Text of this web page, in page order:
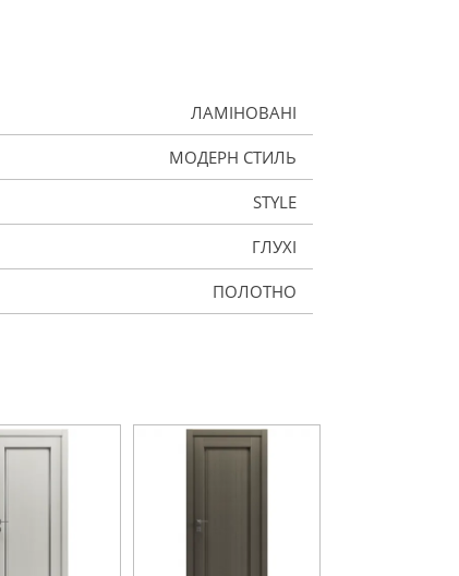
ЛАМІНОВАНІ
МОДЕРН СТИЛЬ
STYLE
ГЛУХІ
ПОЛОТНО